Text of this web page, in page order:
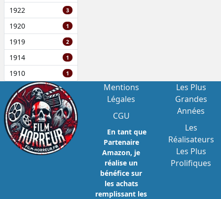
1922 3
1920 1
1919 2
1914 1
1910 1
Mentions
Légales
CGU
En tant que
Partenaire
Amazon, je
réalise un
bénéfice sur
les achats
remplissant les
Les Plus
Grandes
Années
Les
Réalisateurs
Les Plus
Prolifiques